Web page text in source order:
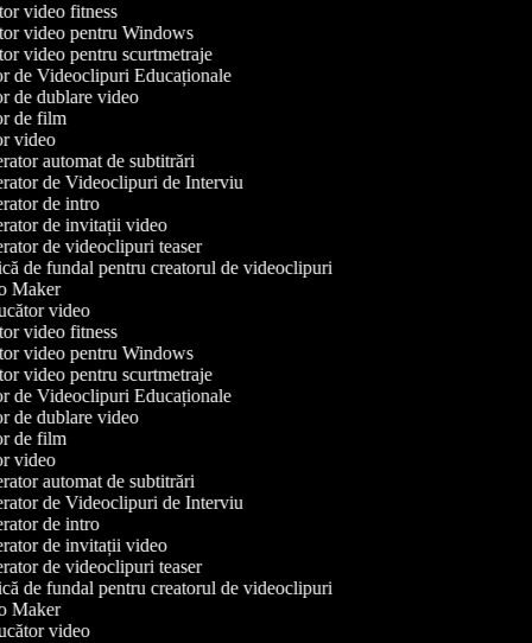
video fitness
video pentru Windows
video pentru scurtmetraje
de Videoclipuri Educaționale
de dublare video
de film
video
automat de subtitrări
de Videoclipuri de Interviu
de intro
de invitații video
de videoclipuri teaser
de fundal pentru creatorul de videoclipuri
Maker
video
video fitness
video pentru Windows
video pentru scurtmetraje
de Videoclipuri Educaționale
de dublare video
de film
video
automat de subtitrări
de Videoclipuri de Interviu
de intro
de invitații video
de videoclipuri teaser
de fundal pentru creatorul de videoclipuri
Maker
video